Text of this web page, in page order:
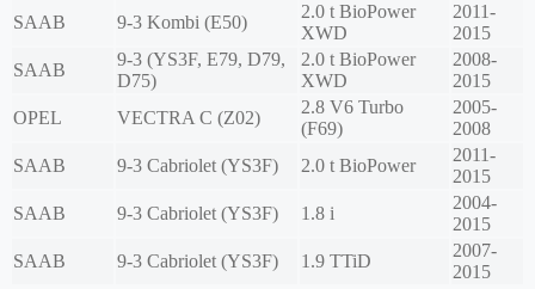
SAAB
9-3 Kombi (E50)
2.0 t BioPower
XWD
2011-
2015
SAAB
9-3 (YS3F, E79, D79,
D75)
2.0 t BioPower
XWD
2008-
2015
OPEL
VECTRA C (Z02)
2.8 V6 Turbo
(F69)
2005-
2008
SAAB
9-3 Cabriolet (YS3F) 2.0 t BioPower
2011-
2015
SAAB
9-3 Cabriolet (YS3F) 1.8 i
2004-
2015
SAAB
9-3 Cabriolet (YS3F) 1.9 TTiD
2007-
2015